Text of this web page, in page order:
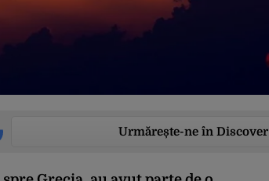
Urmărește-ne în Discover